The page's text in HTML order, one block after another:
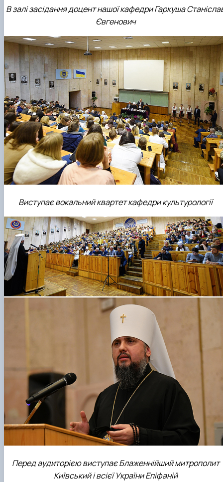
В залі засідання доцент нашої кафедри Гаркуша
Євгенович
Виступає вокальний квартет кафедри культурології
Перед аудиторією виступає Блаженнійший митрополит
Київський і всієї України Епіфаній